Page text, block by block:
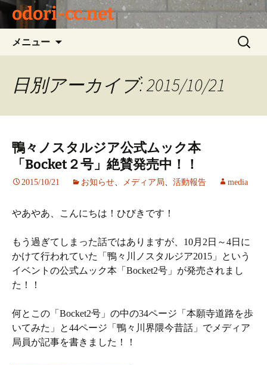
odori-cc.net
メニュー
ン
ッ
プ
検
索:
日別アーカイブ: 2015/10/21
鴨々ノスタルジア公式ムック本
「Bocket２号」絶賛発売中！！
2015/10/21 お知らせ、 メディア局、 活動報告 media
やあやあ、こんにちは！ひびきです！
もう過ぎてしまった話ではありますが、10月2日～4日に
かけて行われていた「鴨々川ノスタルジア2015」という
イベントの公式ムック本「Bocket2号」が発売されまし
た！！
何とこの「Bocket2号」の中の34ページ「本願寺道路を歩
いてみた」と44ページ「鴨々川界隈今昔話」でメディア
局員が記事を書きました！！